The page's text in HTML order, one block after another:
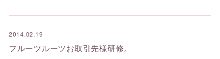
2014.02.19
フルーツルーツお取引先様研修。